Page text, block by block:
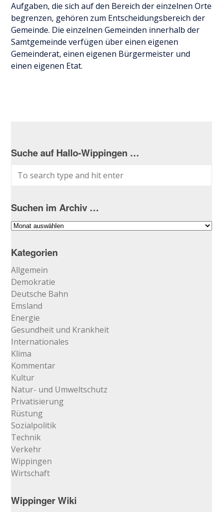
Aufgaben, die sich auf den Bereich der einzelnen Orte
begrenzen, gehören zum Entscheidungsbereich der
Gemeinde. Die einzelnen Gemeinden innerhalb der
Samtgemeinde verfügen über einen eigenen
Gemeinderat, einen eigenen Bürgermeister und
einen eigenen Etat.
Suche auf Hallo-Wippingen …
Suchen im Archiv …
Suchen
Archiv
Kategorien
Allgemein
Demokratie
Deutsche Bahn
Emsland
Energie
Gesundheit und Krankheit
Internationales
Klima
Kommentar
Kultur
Natur- und Umweltschutz
Privatisierung
Rüstung
Sozialpolitik
Technik
Verkehr
Wippingen
Wirtschaft
Wippinger Wiki